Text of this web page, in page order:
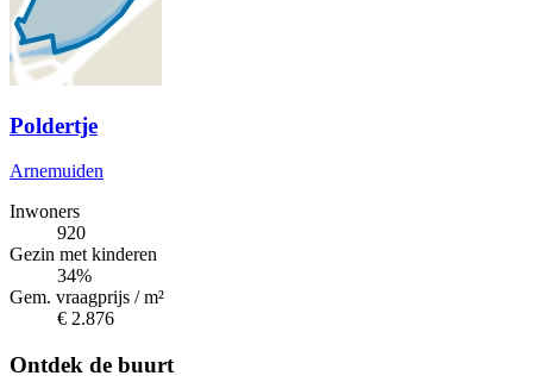
Poldertje
Arnemuiden
Inwoners
920
Gezin met kinderen
34%
Gem. vraagprijs / m²
€ 2.876
Ontdek de buurt